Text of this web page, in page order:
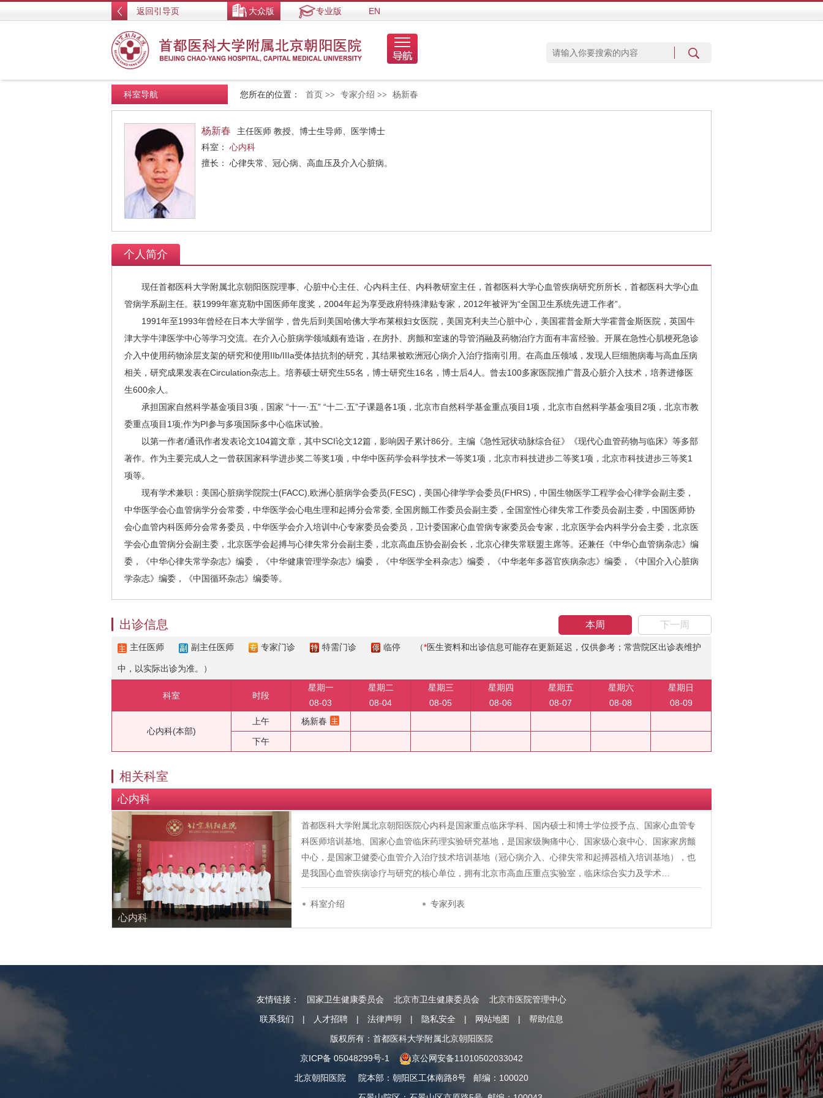
返回引导页 大众版 专业版 EN
您所在的位置： 首页 >> 专家介绍 >> 杨新春
科室导航
杨新春
主任医师 教授、博士生导师、医学博士
科室： 心内科
擅长： 心律失常、冠心病、高血压及介入心脏病。
个人简介
现任首都医科大学附属北京朝阳医院理事、心脏中心主任、心内科主任、内科教研室主任，首都医科大学心血管疾病研究所所长，首都医科大学心血
管病学系副主任。获1999年塞克勒中国医师年度奖，2004年起为享受政府特殊津贴专家，2012年被评为“全国卫生系统先进工作者”。
1991年至1993年曾经在日本大学留学，曾先后到美国哈佛大学布莱根妇女医院，美国克利夫兰心脏中心，美国霍普金斯大学霍普金斯医院，英国牛
津大学牛津医学中心等学习交流。在介入心脏病学领域颇有造诣，在房扑、房颤和室速的导管消融及药物治疗方面有丰富经验。开展在急性心肌梗死急诊
介入中使用药物涂层支架的研究和使用IIb/IIIa受体拮抗剂的研究，其结果被欧洲冠心病介入治疗指南引用。在高血压领域，发现人巨细胞病毒与高血压病
相关，研究成果发表在Circulation杂志上。培养硕士研究生55名，博士研究生16名，博士后4人。曾去100多家医院推广普及心脏介入技术，培养进修医
生600余人。
承担国家自然科学基金项目3项，国家 “十一·五” “十二·五”子课题各1项，北京市自然科学基金重点项目1项，北京市自然科学基金项目2项，北京市教
委重点项目1项;作为PI参与多项国际多中心临床试验。
以第一作者/通讯作者发表论文104篇文章，其中SCI论文12篇，影响因子累计86分。主编《急性冠状动脉综合征》《现代心血管药物与临床》等多部
著作。作为主要完成人之一曾获国家科学进步奖二等奖1项，中华中医药学会科学技术一等奖1项，北京市科技进步二等奖1项，北京市科技进步三等奖1
项等。
现有学术兼职：美国心脏病学院院士(FACC),欧洲心脏病学会委员(FESC)，美国心律学学会委员(FHRS)，中国生物医学工程学会心律学会副主委，
中华医学会心血管病学分会常委，中华医学会心电生理和起搏分会常委, 全国房颤工作委员会副主委，全国室性心律失常工作委员会副主委，中国医师协
会心血管内科医师分会常务委员，中华医学会介入培训中心专家委员会委员，卫计委国家心血管病专家委员会专家，北京医学会内科学分会主委，北京医
学会心血管病分会副主委，北京医学会起搏与心律失常分会副主委，北京高血压协会副会长，北京心律失常联盟主席等。还兼任《中华心血管病杂志》编
委，《中华心律失常学杂志》编委，《中华健康管理学杂志》编委，《中华医学全科杂志》编委，《中华老年多器官疾病杂志》编委，《中国介入心脏病
学杂志》编委，《中国循环杂志》编委等。
本周 下一周
出诊信息
主任医师 副主任医师 专家门诊 特需门诊 临停 （*医生资料和出诊信息可能存在更新延迟，仅供参考；常营院区出诊表维护
中，以实际出诊为准。）
科室 时段
星期一
08-03
星期二
08-04
星期三
08-05
星期四
08-06
星期五
08-07
星期六
08-08
星期日
08-09
心内科(本部)
上午 杨新春
下午
相关科室
心内科
心内科
首都医科大学附属北京朝阳医院心内科是国家重点临床学科、国内硕士和博士学位授予点、国家心血管专
科医师培训基地、国家心血管临床药理实验研究基地，是国家级胸痛中心、国家级心衰中心、国家家房颤
中心，是国家卫健委心血管介入治疗技术培训基地（冠心病介入、心律失常和起搏器植入培训基地），也
是我国心血管疾病诊疗与研究的核心单位，拥有北京市高血压重点实验室，临床综合实力及学术…
科室介绍 专家列表
友情链接： 国家卫生健康委员会 北京市卫生健康委员会
北京市医院管理中心
联系我们
| 人才招聘 | 法律声明 | 隐私安全 | 网站地图 |
帮助信息
版权所有：首都医科大学附属北京朝阳医院
京ICP备 05048299号-1
京公网安备11010502033042
北京朝阳医院
院本部 ： 朝阳区工体南路8号 邮编：100020